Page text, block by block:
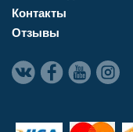
Контакты
Отзывы